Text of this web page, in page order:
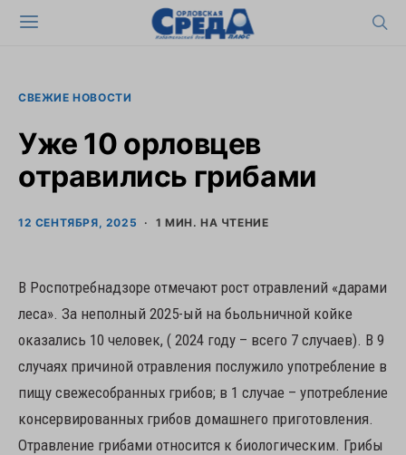
СВЕЖИЕ НОВОСТИ
Уже 10 орловцев
отравились грибами
12 СЕНТЯБРЯ, 2025 1 МИН. НА ЧТЕНИЕ
В Роспотребнадзоре отмечают рост отравлений «дарами
леса». За неполный 2025-ый на бьольничной койке
оказались 10 человек, ( 2024 году – всего 7 случаев). В 9
случаях причиной отравления послужило употребление в
пищу свежесобранных грибов; в 1 случае – употребление
консервированных грибов домашнего приготовления.
Отравление грибами относится к биологическим. Грибы